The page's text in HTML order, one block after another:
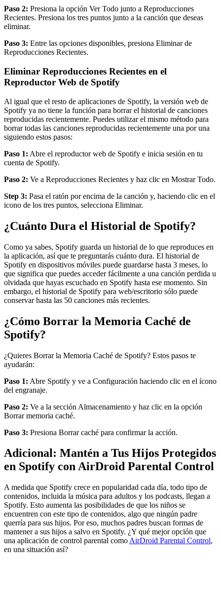
Paso 2: Presiona la opción Ver Todo junto a Reproducciones
Recientes. Presiona los tres puntos junto a la canción que deseas
eliminar.
Paso 3: Entre las opciones disponibles, presiona Eliminar de
Reproducciones Recientes.
Eliminar Reproducciones Recientes en el
Reproductor Web de Spotify
Al igual que el resto de aplicaciones de Spotify, la versión web de
Spotify ya no tiene la función para borrar el historial de canciones
reproducidas recientemente. Puedes utilizar el mismo método para
borrar todas las canciones reproducidas recientemente una por una
siguiendo estos pasos:
Paso 1: Abre el reproductor web de Spotify e inicia sesión en tu
cuenta de Spotify.
Paso 2: Ve a Reproducciones Recientes y haz clic en Mostrar Todo.
Step 3: Pasa el ratón por encima de la canción y, haciendo clic en el
icono de los tres puntos, selecciona Eliminar.
¿Cuánto Dura el Historial de Spotify?
Como ya sabes, Spotify guarda un historial de lo que reproduces en
la aplicación, así que te preguntarás cuánto dura. El historial de
Spotify en dispositivos móviles puede guardarse hasta 3 meses, lo
que significa que puedes acceder fácilmente a una canción perdida u
olvidada que hayas escuchado en Spotify hasta ese momento. Sin
embargo, el historial de Spotify para web/escritorio sólo puede
conservar hasta las 50 canciones más recientes.
¿Cómo Borrar la Memoria Caché de
Spotify?
¿Quieres Borrar la Memoria Caché de Spotify? Estos pasos te
ayudarán:
Paso 1: Abre Spotify y ve a Configuración haciendo clic en el ícono
del engranaje.
Paso 2: Ve a la sección Almacenamiento y haz clic en la opción
Borrar memoria caché.
Paso 3: Presiona Borrar caché para confirmar la acción.
Adicional: Mantén a Tus Hijos Protegidos
en Spotify con AirDroid Parental Control
A medida que Spotify crece en popularidad cada día, todo tipo de
contenidos, incluida la música para adultos y los podcasts, llegan a
Spotify. Esto aumenta las posibilidades de que los niños se
encuentren con este tipo de contenidos, algo que ningún padre
querría para sus hijos. Por eso, muchos padres buscan formas de
mantener a sus hijos a salvo en Spotify. ¿Y qué mejor opción que
una aplicación de control parental como AirDroid Parental Control,
en una situación así?